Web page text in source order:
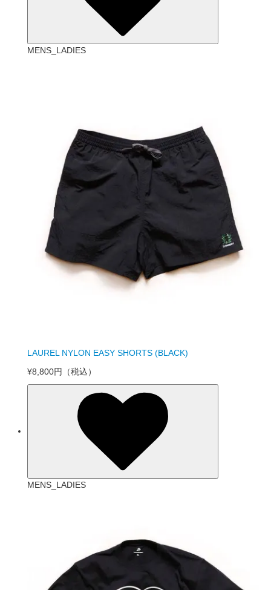
MENS_LADIES
LAUREL NYLON EASY SHORTS (BLACK)
¥8,800円
（税込）
MENS_LADIES